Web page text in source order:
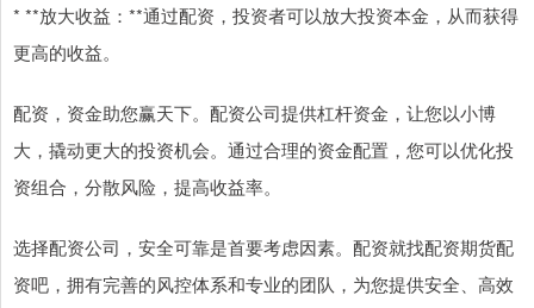
* **放大收益：**通过配资，投资者可以放大投资本金，从而获得
更高的收益。
配资，资金助您赢天下。配资公司提供杠杆资金，让您以小博
大，撬动更大的投资机会。通过合理的资金配置，您可以优化投
资组合，分散风险，提高收益率。
选择配资公司，安全可靠是首要考虑因素。配资就找配资期货配
资吧，拥有完善的风控体系和专业的团队，为您提供安全、高效